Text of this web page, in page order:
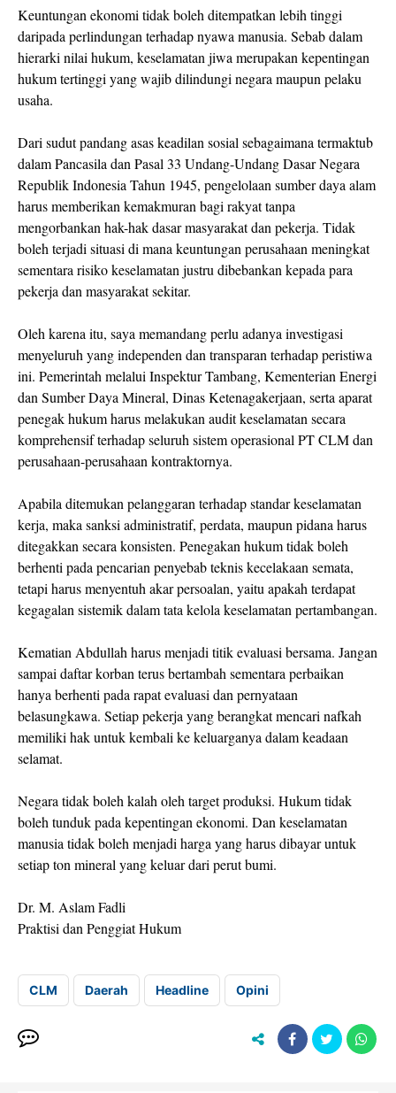
Keuntungan ekonomi tidak boleh ditempatkan lebih tinggi
daripada perlindungan terhadap nyawa manusia. Sebab dalam
hierarki nilai hukum, keselamatan jiwa merupakan kepentingan
hukum tertinggi yang wajib dilindungi negara maupun pelaku
usaha.
Dari sudut pandang asas keadilan sosial sebagaimana termaktub
dalam Pancasila dan Pasal 33 Undang-Undang Dasar Negara
Republik Indonesia Tahun 1945, pengelolaan sumber daya alam
harus memberikan kemakmuran bagi rakyat tanpa
mengorbankan hak-hak dasar masyarakat dan pekerja. Tidak
boleh terjadi situasi di mana keuntungan perusahaan meningkat
sementara risiko keselamatan justru dibebankan kepada para
pekerja dan masyarakat sekitar.
Oleh karena itu, saya memandang perlu adanya investigasi
menyeluruh yang independen dan transparan terhadap peristiwa
ini. Pemerintah melalui Inspektur Tambang, Kementerian Energi
dan Sumber Daya Mineral, Dinas Ketenagakerjaan, serta aparat
penegak hukum harus melakukan audit keselamatan secara
komprehensif terhadap seluruh sistem operasional PT CLM dan
perusahaan-perusahaan kontraktornya.
Apabila ditemukan pelanggaran terhadap standar keselamatan
kerja, maka sanksi administratif, perdata, maupun pidana harus
ditegakkan secara konsisten. Penegakan hukum tidak boleh
berhenti pada pencarian penyebab teknis kecelakaan semata,
tetapi harus menyentuh akar persoalan, yaitu apakah terdapat
kegagalan sistemik dalam tata kelola keselamatan pertambangan.
Kematian Abdullah harus menjadi titik evaluasi bersama. Jangan
sampai daftar korban terus bertambah sementara perbaikan
hanya berhenti pada rapat evaluasi dan pernyataan
belasungkawa. Setiap pekerja yang berangkat mencari nafkah
memiliki hak untuk kembali ke keluarganya dalam keadaan
selamat.
Negara tidak boleh kalah oleh target produksi. Hukum tidak
boleh tunduk pada kepentingan ekonomi. Dan keselamatan
manusia tidak boleh menjadi harga yang harus dibayar untuk
setiap ton mineral yang keluar dari perut bumi.
Dr. M. Aslam Fadli
Praktisi dan Penggiat Hukum
CLM Daerah Headline Opini